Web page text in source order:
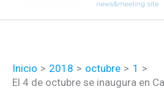
Inicio 2018 octubre
1
El 4 de octubre se inaugura en